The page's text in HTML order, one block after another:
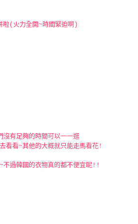
啦(火力全開~時間緊迫啊)
有足夠的時間可以一一逛
看看~其他的大概就只能走馬看花!
不過韓國的衣物真的都不便宜呢!!